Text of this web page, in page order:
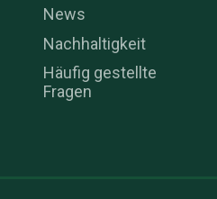
News
Nachhaltigkeit
Häufig gestellte
Fragen